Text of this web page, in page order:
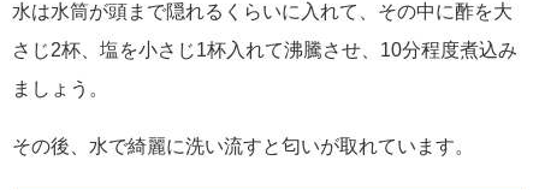
水は水筒が頭まで隠れるくらいに入れて、その中に酢を大
さじ2杯、塩を小さじ1杯入れて沸騰させ、10分程度煮込み
ましょう。
その後、水で綺麗に洗い流すと匂いが取れています。